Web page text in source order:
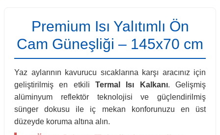
Premium Isı Yalıtımlı Ön
Cam Güneşliği – 145x70 cm
Yaz aylarının kavurucu sıcaklarına karşı aracınız için
geliştirilmiş en etkili Termal Isı Kalkanı. Gelişmiş
alüminyum reflektör teknolojisi ve güçlendirilmiş
sünger dokusu ile iç mekan konforunuzu en üst
düzeyde koruma altına alın.